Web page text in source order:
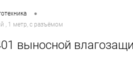
•
, 1 метр, с разъёмом
выносной